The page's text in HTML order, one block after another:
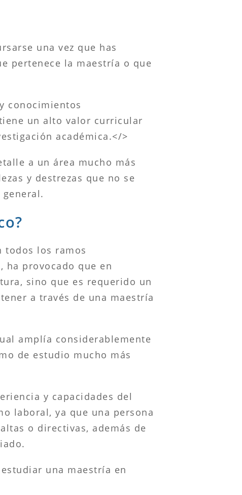
una vez que has
pertenece la maestría o que
conocimientos
un alto valor curricular
académica.</>
a un área mucho más
y destrezas que no se
todos los ramos
ha provocado que en
sino que es requerido un
a través de una maestría
amplía considerablemente
de estudio mucho más
y capacidades del
laboral, ya que una persona
o directivas, además de
una maestría en